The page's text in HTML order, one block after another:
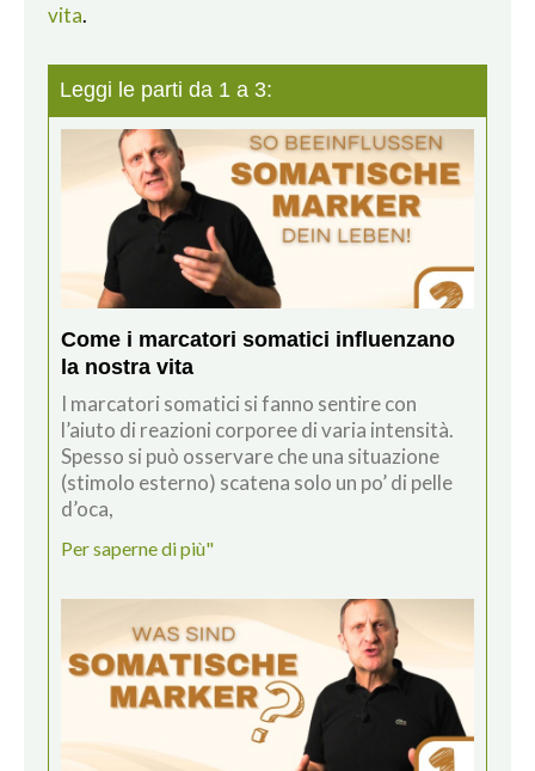
vita.
Leggi le parti da 1 a 3:
Come i marcatori somatici influenzano
la nostra vita
I marcatori somatici si fanno sentire con
l’aiuto di reazioni corporee di varia intensità.
Spesso si può osservare che una situazione
(stimolo esterno) scatena solo un po’ di pelle
d’oca,
Per saperne di più"